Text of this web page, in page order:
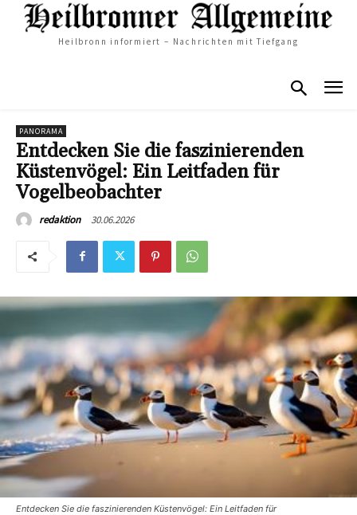
Heilbronn informiert – Nachrichten mit Tiefgang
PANORAMA
Entdecken Sie die faszinierenden
Küstenvögel: Ein Leitfaden für
Vogelbeobachter
redaktion 30.06.2026
Entdecken Sie die faszinierenden Küstenvögel: Ein Leitfaden für